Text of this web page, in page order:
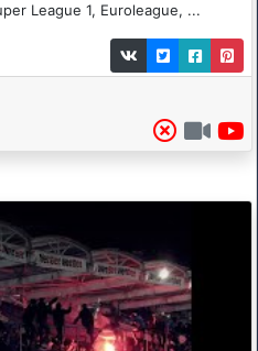
League 1, Euroleague, ...